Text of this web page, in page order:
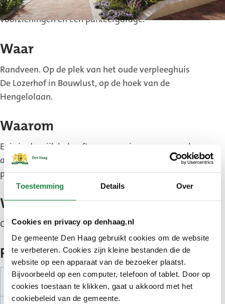
Toestemming Details Over
Cookies en privacy op denhaag.nl
De gemeente Den Haag gebruikt cookies om de website
te verbeteren. Cookies zijn kleine bestanden die de
website op een apparaat van de bezoeker plaatst.
Bijvoorbeeld op een computer, telefoon of tablet. Door op
cookies toestaan te klikken, gaat u akkoord met het
cookiebeleid van de gemeente.
koopappartementen. Ook komt er ruimte voor
voorzieningen en een parkeergarage.
Waar
Randveen. Op de plek van het oude verpleeghuis
De Lozerhof in Bouwlust, op de hoek van de
Hengelolaan.
Waarom
Er is in de wijk behoefte aan woningen, maar ook
aan een verzorgingstehuis zoals De Lozerhof. De
plannen voor Maestro passen hier goed bij.
Wie
Ontwikkelaar Stebru. Architect: KOW Architecten.
Planning
Uitvoeren: 2022 en 2023